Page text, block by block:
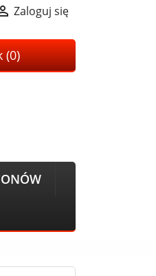
Zaloguj się
(0)